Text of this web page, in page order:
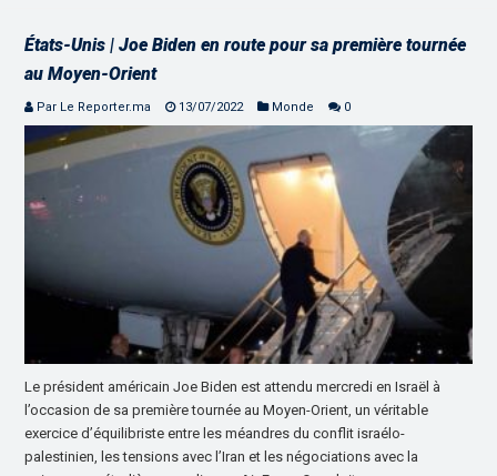
États-Unis | Joe Biden en route pour sa première tournée
au Moyen-Orient
Par Le Reporter.ma 13/07/2022 Monde 0
Le président américain Joe Biden est attendu mercredi en Israël à
l’occasion de sa première tournée au Moyen-Orient, un véritable
exercice d’équilibriste entre les méandres du conflit israélo-
palestinien, les tensions avec l’Iran et les négociations avec la